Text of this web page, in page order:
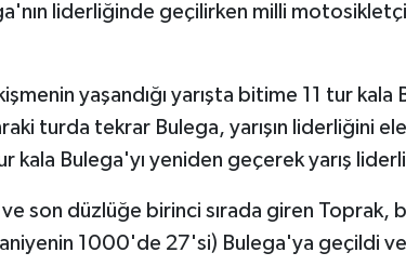
liderliğinde geçilirken milli motosikletçi,
yaşandığı yarışta bitime 11 tur kala
turda tekrar Bulega, yarışın liderliğini
kala Bulega'yı yeniden geçerek yarış
ve son düzlüğe birinci sırada giren Toprak,
1000'de 27'si) Bulega'ya geçildi ve